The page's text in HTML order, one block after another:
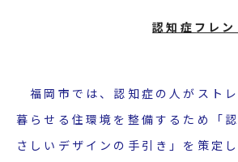
認知症フレ
福岡市では、認知症の人がスト
暮らせる住環境を整備するため「
さしいデザインの手引き」を策定